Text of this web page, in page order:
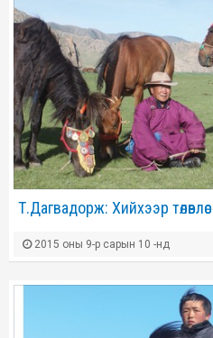
Т.Дагвадорж: Хийхээр
2015 оны 9-р сарын 10 -нд